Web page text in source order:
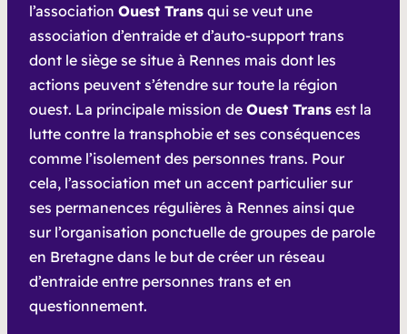
l’association Ouest Trans qui se veut une
association d’entraide et d’auto-support trans
dont le siège se situe à Rennes mais dont les
actions peuvent s’étendre sur toute la région
ouest. La principale mission de Ouest Trans est la
lutte contre la transphobie et ses conséquences
comme l’isolement des personnes trans. Pour
cela, l’association met un accent particulier sur
ses permanences régulières à Rennes ainsi que
sur l’organisation ponctuelle de groupes de parole
en Bretagne dans le but de créer un réseau
d’entraide entre personnes trans et en
questionnement.